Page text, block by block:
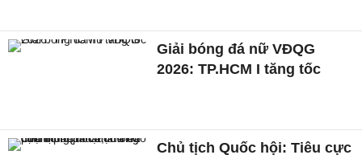
Giải bóng đá nữ VĐQG
2026: TP.HCM I tăng tốc
Chủ tịch Quốc hội: Tiêu cực